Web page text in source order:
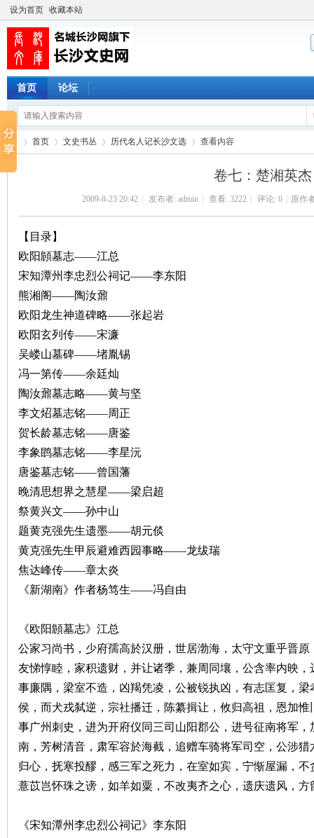
设为首页 收藏本站
首页 论坛
首页 文史书丛
›
历代名人记长沙文选
›
查看内容
卷七：楚湘英杰
2009-8-23 20:42 发布者: admin 查看: 3222 评论: 0 原作
【目录】
欧阳頠墓志——江总
宋知潭州李忠烈公祠记——李东阳
熊湘阁——陶汝鼐
欧阳龙生神道碑略——张起岩
欧阳玄列传——宋濂
吴嵝山墓碑——堵胤锡
冯一第传——余廷灿
陶汝鼐墓志略——黄与坚
李文炤墓志铭——周正
贺长龄墓志铭——唐鉴
李象鹍墓志铭——李星沅
唐鉴墓志铭——曾国藩
晚清思想界之慧星——梁启超
祭黄兴文——孙中山
题黄克强先生遗墨——胡元倓
黄克强先生甲辰避难西园事略——龙绂瑞
焦达峰传——章太炎
《新湖南》作者杨笃生——冯自由
《欧阳頠墓志》江总
公家习尚书，少府孺高於汉册，世居渤海，太守文重乎晋
友悌惇睦，家积遗财，并让诸季，兼周同壤，公含率内映
事廉隅，梁室不造，凶羯凭凌，公被锐执凶，有志匡复，
侯，而犬戎弑逆，宗社播迁，陈纂揖让，攸归高祖，恩加
事广州刺史，进为开府仪同三司山阳郡公，进号征南将军
南，芳树清音，肃军容於海截，追赠车骑将军司空，公涉
归心，抚寒投醪，感三军之死力，在室如宾，宁惭屋漏，
薏苡岂怀珠之谤，如羊如粟，不改夷齐之心，遗庆遗风，方
《宋知潭州李忠烈公祠记》李东阳